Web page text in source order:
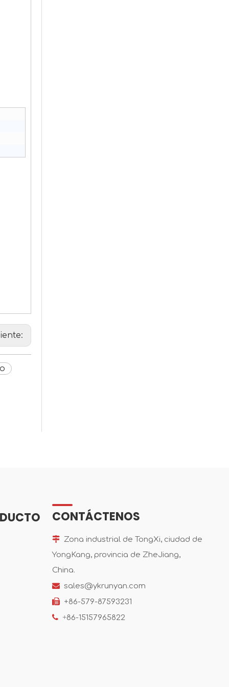
CONTÁCTENOS
Zona industrial de TongXi, ciudad de
YongKang, provincia de ZheJiang,
China.
 sales@ykrunyan.com
 +86-579-87593231
 +86-15157965822